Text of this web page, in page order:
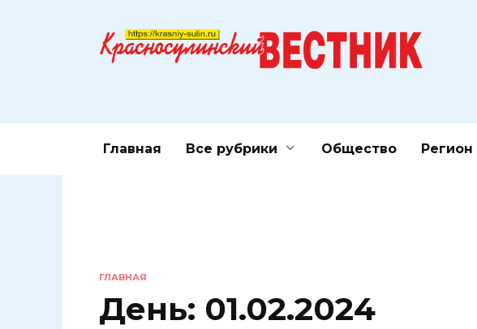
Главная Все рубрики Общество Регион
ГЛАВНАЯ
День: 01.02.2024